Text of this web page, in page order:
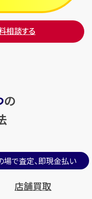
相談する
の
場で査定、即現金払い
店舗買取